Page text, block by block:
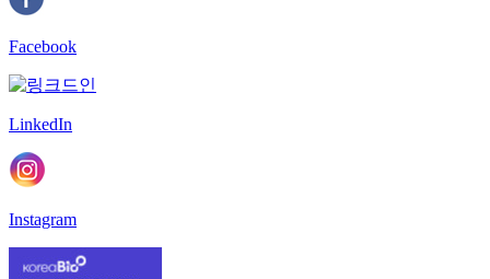
Facebook
LinkedIn
Instagram